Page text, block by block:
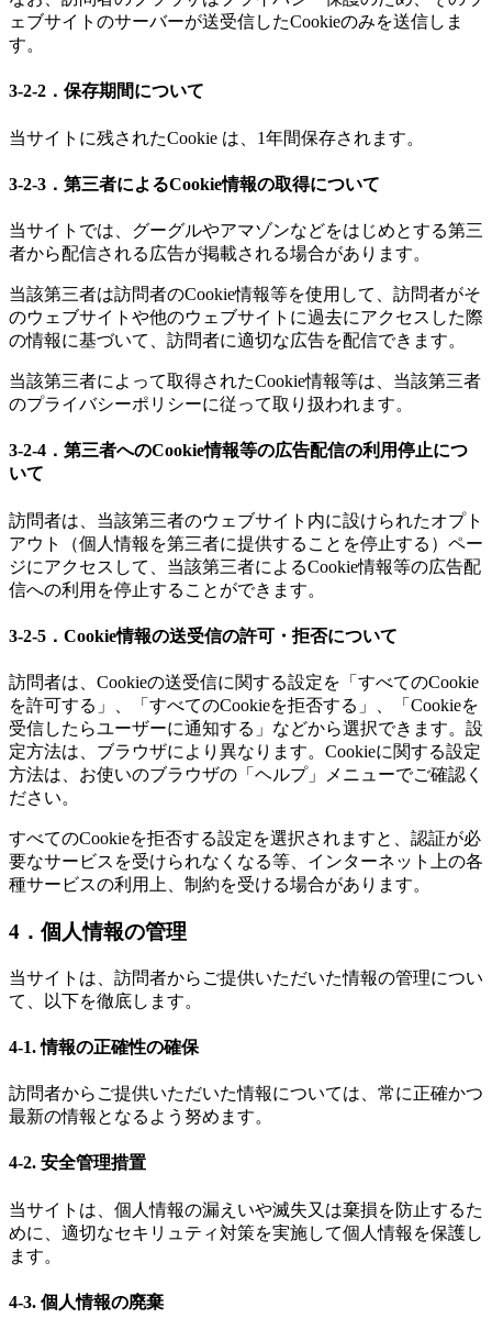
ェブサイトのサーバーが送受信したCookieのみを送信しま
す。
3-2-2．保存期間について
当サイトに残されたCookie は、1年間保存されます。
3-2-3．第三者によるCookie情報の取得について
当サイトでは、グーグルやアマゾンなどをはじめとする第三
者から配信される広告が掲載される場合があります。
当該第三者は訪問者のCookie情報等を使用して、訪問者がそ
のウェブサイトや他のウェブサイトに過去にアクセスした際
の情報に基づいて、訪問者に適切な広告を配信できます。
当該第三者によって取得されたCookie情報等は、当該第三者
のプライバシーポリシーに従って取り扱われます。
3-2-4．第三者へのCookie情報等の広告配信の利用停止につ
いて
訪問者は、当該第三者のウェブサイト内に設けられたオプト
アウト（個人情報を第三者に提供することを停止する）ペー
ジにアクセスして、当該第三者によるCookie情報等の広告配
信への利用を停止することができます。
3-2-5．Cookie情報の送受信の許可・拒否について
訪問者は、Cookieの送受信に関する設定を「すべてのCookie
を許可する」、「すべてのCookieを拒否する」、「Cookieを
受信したらユーザーに通知する」などから選択できます。設
定方法は、ブラウザにより異なります。Cookieに関する設定
方法は、お使いのブラウザの「ヘルプ」メニューでご確認く
ださい。
すべてのCookieを拒否する設定を選択されますと、認証が必
要なサービスを受けられなくなる等、インターネット上の各
種サービスの利用上、制約を受ける場合があります。
4．個人情報の管理
当サイトは、訪問者からご提供いただいた情報の管理につい
て、以下を徹底します。
4-1. 情報の正確性の確保
訪問者からご提供いただいた情報については、常に正確かつ
最新の情報となるよう努めます。
4-2. 安全管理措置
当サイトは、個人情報の漏えいや滅失又は棄損を防止するた
めに、適切なセキリュティ対策を実施して個人情報を保護し
ます。
4-3. 個人情報の廃棄